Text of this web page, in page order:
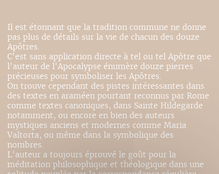
Il est étonnant que la tradition commune ne donne
pas plus de détails sur la vie de chacun des douze
Apôtres.
C'est sans application directe à tel ou tel Apôtre que
l'auteur de l'Apocalypse énumère douze pierres
précieuses pour symboliser les Apôtres.
On trouve cependant des pistes intéressantes dans
des textes en araméen pourtant reconnus par Rome
comme textes canoniques, dans Sainte Hildegarde
notamment, ou encore en bien des auteurs
mystiques anciens et modernes comme Maria
Valtorta, ou même dans la symbolique des
nombres.
L'auteur a toujours éprouvé le goût pour la
méditation philosophique et théologique dans une